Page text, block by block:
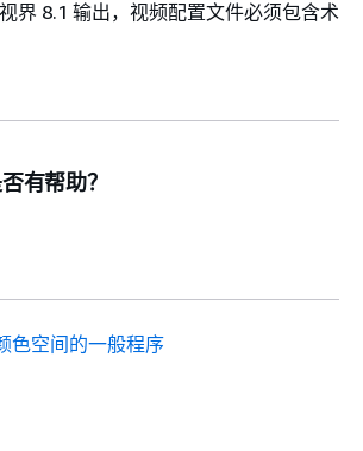
界 8.1 输出，视频配置文件必须包含术
有帮助？
色空间的一般程序